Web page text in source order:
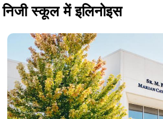
निजी स्कूल में इलिनोइस